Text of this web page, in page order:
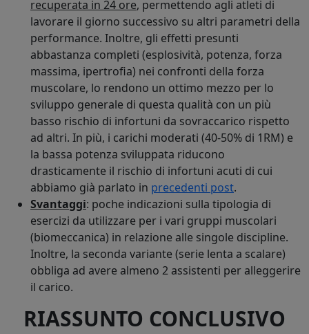
recuperata in 24 ore, permettendo agli atleti di
lavorare il giorno successivo su altri parametri della
performance. Inoltre, gli effetti presunti
abbastanza completi (esplosività, potenza, forza
massima, ipertrofia) nei confronti della forza
muscolare, lo rendono un ottimo mezzo per lo
sviluppo generale di questa qualità con un più
basso rischio di infortuni da sovraccarico rispetto
ad altri. In più, i carichi moderati (40-50% di 1RM) e
la bassa potenza sviluppata riducono
drasticamente il rischio di infortuni acuti di cui
abbiamo già parlato in precedenti post.
Svantaggi: poche indicazioni sulla tipologia di
esercizi da utilizzare per i vari gruppi muscolari
(biomeccanica) in relazione alle singole discipline.
Inoltre, la seconda variante (serie lenta a scalare)
obbliga ad avere almeno 2 assistenti per alleggerire
il carico.
RIASSUNTO CONCLUSIVO